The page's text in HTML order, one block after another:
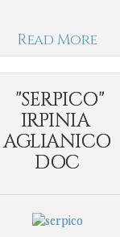
Read More
"SERPICO"
IRPINIA
AGLIANICO
DOC